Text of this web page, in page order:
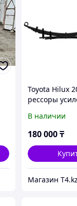
Toyota Hilux
рессоры
400 кг -
В наличии
180 000 ₸
Магазин T4.kz